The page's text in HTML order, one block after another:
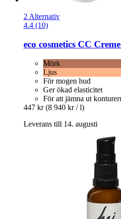
2 Alternativ
4.4 (10)
eco cosmetics CC
Mörk
Ljus
För mogen hud
Ger ökad elasticitet
För att jämna ut
447 kr (8 940 kr / l)
Leverans till 14. augusti